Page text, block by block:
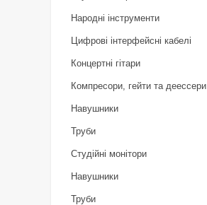
Народні інструменти
Цифрові інтерфейсні кабелі
Концертні гітари
Компресори, гейти та деессери
Навушники
Труби
Студійні монітори
Навушники
Труби